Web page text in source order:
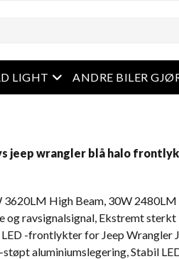
LIGHT Åpen meny
ANDRE BILER
jeep wrangler blå halo
3620LM High Beam, 30W 2480LM
og ravsignalsignal, Ekstremt sterkt
-frontlykter for Jeep Wrangler
aluminiumslegering, Stabil